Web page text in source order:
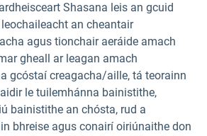
Shasana leis an gcuid
an cheantair
agus tionchair aeráide amach
gheall ar leagan amach
gcóstaí creagacha/aille, tá teorainn
le tuilemhánna bainistithe,
bainistithe an chósta, rud a
bhreise agus conairí oiriúnaithe don